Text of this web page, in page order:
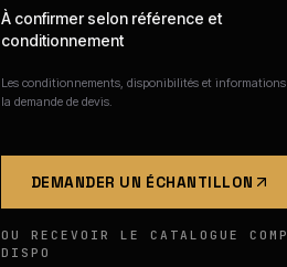
À confirmer selon référence et
conditionnement
Les conditionnements, disponibilités et
la demande de devis.
DEMANDER UN ÉCHANTILLON
OU RECEVOIR LE CATALOGUE
DISPO